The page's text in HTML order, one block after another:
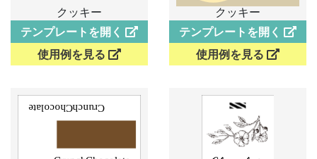
クッキー
テンプレートを開く
使用例を見る
クッキー
テンプレートを開く
使用例を見る